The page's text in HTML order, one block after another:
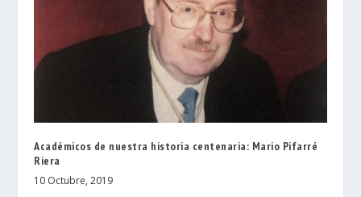
Académicos de nuestra historia centenaria: Mario Pifarré
Riera
10 Octubre, 2019